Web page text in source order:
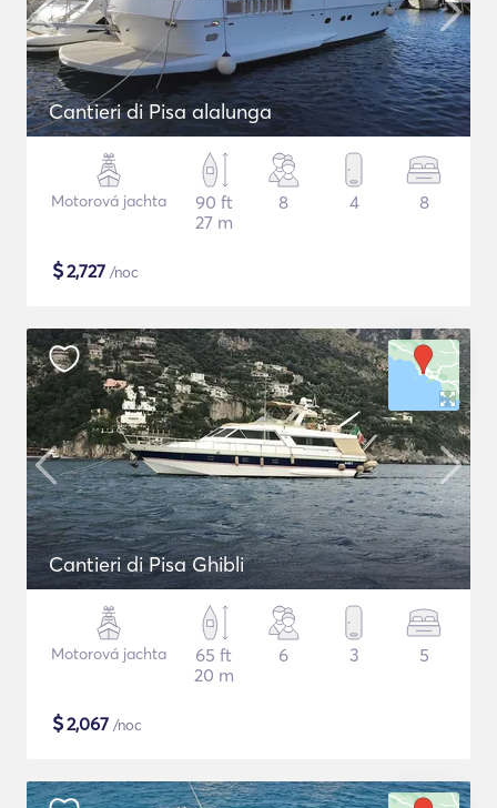
Cantieri di Pisa alalunga
Motorová jachta
90 ft
27 m
8 4 8
$2,727 /noc
Cantieri di Pisa Ghibli
Motorová jachta
65 ft
20 m
6 3 5
$2,067 /noc